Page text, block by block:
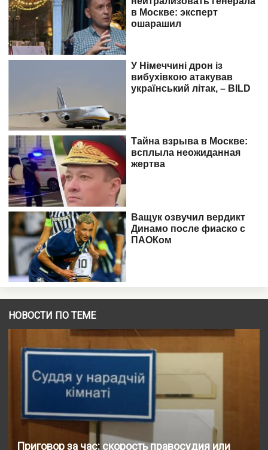
НОВОСТИ ПО ТЕМЕ
Приговор за час: скорость правосудия или